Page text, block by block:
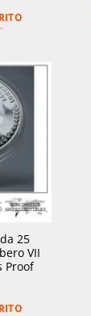
25
VII
Proof